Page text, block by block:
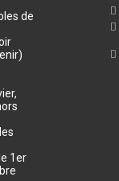
de
1er